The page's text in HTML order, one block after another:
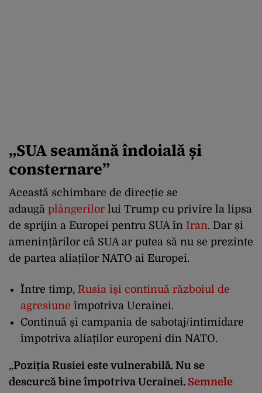
„SUA seamănă îndoială și
consternare”
Această schimbare de direcție se
adaugă plângerilor lui Trump cu privire la lipsa
de sprijin a Europei pentru SUA în Iran. Dar și
amenințărilor că SUA ar putea să nu se prezinte
de partea aliaților NATO ai Europei.
Între timp, Rusia își continuă războiul de
agresiune împotriva Ucrainei.
Continuă și campania de sabotaj/intimidare
împotriva aliaților europeni din NATO.
„Poziția Rusiei este vulnerabilă. Nu se
descurcă bine împotriva Ucrainei. Semnele